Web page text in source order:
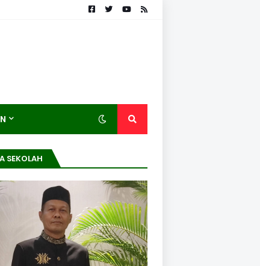
SEKOLAH